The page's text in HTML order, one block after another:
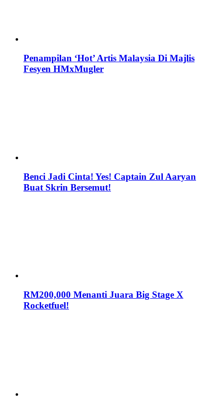
Penampilan ‘Hot’ Artis Malaysia Di Majlis
Fesyen HMxMugler
Benci Jadi Cinta! Yes! Captain Zul Aaryan
Buat Skrin Bersemut!
RM200,000 Menanti Juara Big Stage X
Rocketfuel!